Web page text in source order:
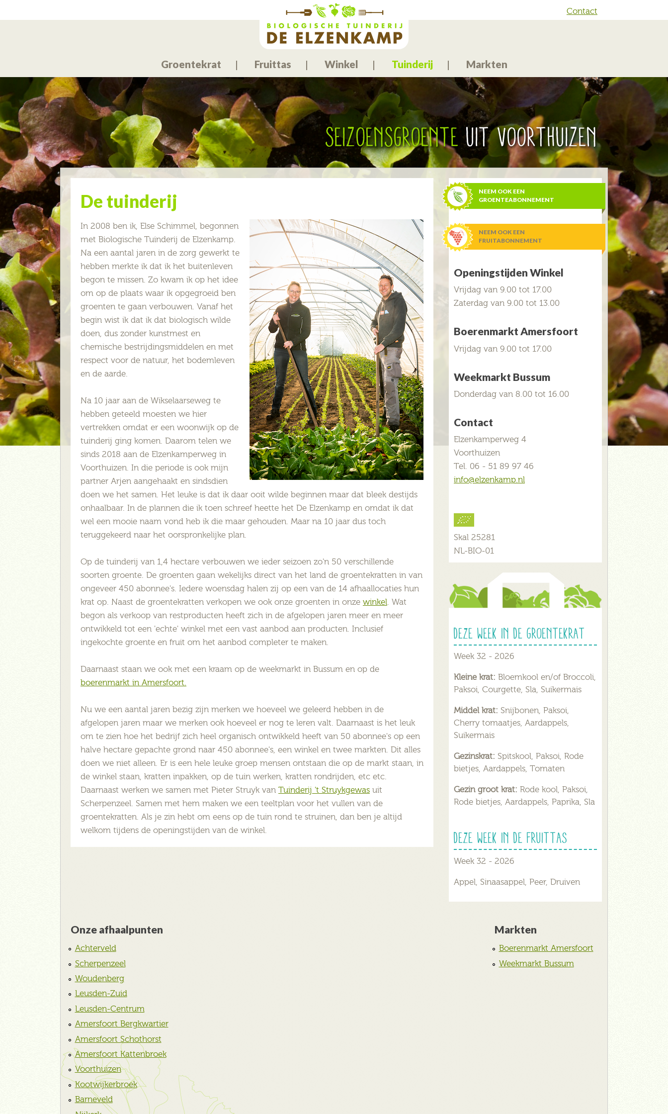
Contact
Groentekrat Fruittas Winkel Tuinderij Markten
Seizoensgroenteuit Voorthuizen
De tuinderij
In 2008 ben ik, Else Schimmel, begonnen
met Biologische Tuinderij de Elzenkamp.
Na een aantal jaren in de zorg gewerkt te
hebben merkte ik dat ik het buitenleven
begon te missen. Zo kwam ik op het idee
om op de plaats waar ik opgegroeid ben
groenten te gaan verbouwen. Vanaf het
begin wist ik dat ik dat biologisch wilde
doen, dus zonder kunstmest en
chemische bestrijdingsmiddelen en met
respect voor de natuur, het bodemleven
en de aarde.
Na 10 jaar aan de Wikselaarseweg te
hebben geteeld moesten we hier
vertrekken omdat er een woonwijk op de
tuinderij ging komen. Daarom telen we
sinds 2018 aan de Elzenkamperweg in
Voorthuizen. In die periode is ook mijn
partner Arjen aangehaakt en sindsdien
doen we het samen. Het leuke is dat ik daar ooit wilde beginnen maar dat bleek destijds
onhaalbaar. In de plannen die ik toen schreef heette het De Elzenkamp en omdat ik dat
wel een mooie naam vond heb ik die maar gehouden. Maar na 10 jaar dus toch
teruggekeerd naar het oorspronkelijke plan.
Op de tuinderij van 1,4 hectare verbouwen we ieder seizoen zo'n 50 verschillende
soorten groente. De groenten gaan wekelijks direct van het land de groentekratten in van
ongeveer 450 abonnee's. Iedere woensdag halen zij op een van de 14 afhaallocaties hun
krat op. Naast de groentekratten verkopen we ook onze groenten in onze winkel . Wat
begon als verkoop van restproducten heeft zich in de afgelopen jaren meer en meer
ontwikkeld tot een 'echte' winkel met een vast aanbod aan producten. Inclusief
ingekochte groente en fruit om het aanbod completer te maken.
Daarnaast staan we ook met een kraam op de weekmarkt in Bussum en op de
boerenmarkt in Amersfoort.
Nu we een aantal jaren bezig zijn merken we hoeveel we geleerd hebben in de
afgelopen jaren maar we merken ook hoeveel er nog te leren valt. Daarnaast is het leuk
om te zien hoe het bedrijf zich heel organisch ontwikkeld heeft van 50 abonnee's op een
halve hectare gepachte grond naar 450 abonnee's, een winkel en twee markten. Dit alles
doen we niet alleen. Er is een hele leuke groep mensen ontstaan die op de markt staan, in
de winkel staan, kratten inpakken, op de tuin werken, kratten rondrijden, etc etc.
Daarnaast werken we samen met Pieter Struyk van Tuinderij 't Struykgewas uit
Scherpenzeel. Samen met hem maken we een teeltplan voor het vullen van de
groentekratten. Als je zin hebt om eens op de tuin rond te struinen, dan ben je altijd
welkom tijdens de openingstijden van de winkel.
NEEM OOK EEN
GROENTEABONNEMENT
NEEM OOK EEN
FRUITABONNEMENT
Openingstijden Winkel
Vrijdag van 9.00 tot 17.00
Zaterdag van 9.00 tot 13.00
Boerenmarkt Amersfoort
Vrijdag van 9.00 tot 17.00
Weekmarkt Bussum
Donderdag van 8.00 tot 16.00
Contact
Elzenkamperweg 4
Voorthuizen
Tel. 06 - 51 89 97 46
info@elzenkamp.nl
Skal 25281
NL-BIO-01
Deze week in de groentekrat
Week 32 - 2026
Kleine krat: Bloemkool en/of Broccoli,
Paksoi, Courgette, Sla, Suikermais
Middel krat: Snijbonen, Paksoi,
Cherry tomaatjes, Aardappels,
Suikermais
Gezinskrat: Spitskool, Paksoi, Rode
bietjes, Aardappels, Tomaten
Gezin groot krat: Rode kool, Paksoi,
Rode bietjes, Aardappels, Paprika, Sla
Deze week in de fruittas
Week 32 - 2026
Appel, Sinaasappel, Peer, Druiven
Onze afhaalpunten
Achterveld
Scherpenzeel
Woudenberg
Leusden-Zuid
Leusden-Centrum
Amersfoort Bergkwartier
Amersfoort Schothorst
Amersfoort Kattenbroek
Voorthuizen
Kootwijkerbroek
Barneveld
Markten
Boerenmarkt Amersfoort
Weekmarkt Bussum